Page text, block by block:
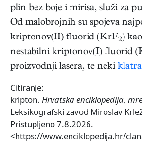
plin bez boje i mirisa, služi za
Od malobrojnih su spojeva
kriptonov(II) fluorid (KrF2)
nestabilni kriptonov(I) fluorid
proizvodnji lasera, te neki
Citiranje:
kripton. Hrvatska enciklopedija,
Leksikografski zavod Miroslav
Pristupljeno 7.8.2026.
<https://www.enciklopedija.hr/